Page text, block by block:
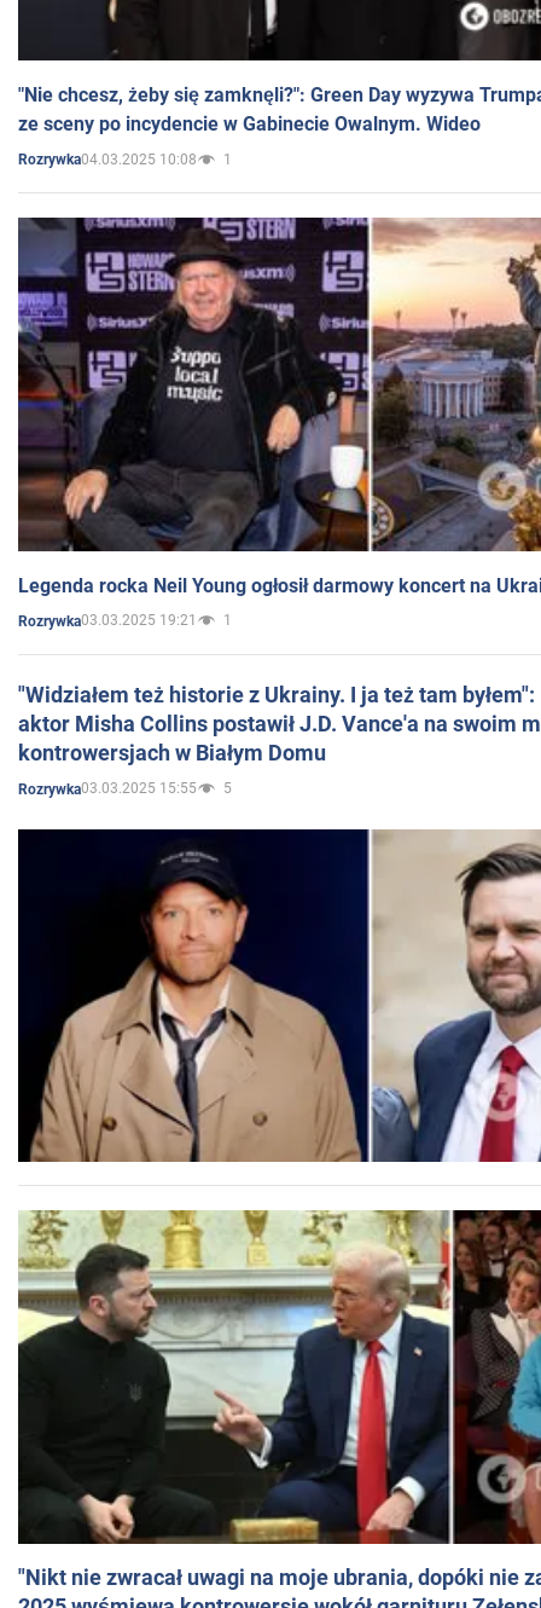
"Nie chcesz, żeby się zamknęli?": Green Day wyzywa
ze sceny po incydencie w Gabinecie Owalnym. Wideo
Rozrywka04.03.2025 10:08 1
Legenda rocka Neil Young ogłosił darmowy koncert na
Rozrywka03.03.2025 19:21 1
"Widziałem też historie z Ukrainy. I ja też tam
aktor Misha Collins postawił J.D. Vance'a na swoim
kontrowersjach w Białym Domu
Rozrywka03.03.2025 15:55 5
"Nikt nie zwracał uwagi na moje ubrania, dopóki nie